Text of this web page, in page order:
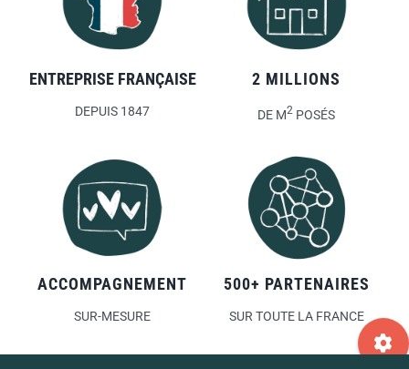
ENTREPRISE FRANÇAISE
DEPUIS 1847
2 MILLIONS
DE M2 POSÉS
ACCOMPAGNEMENT
SUR-MESURE
500+ PARTENAIRES
SUR TOUTE LA FRANCE